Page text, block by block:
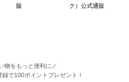
物をもっと便利に／
で100ポイントプレゼント！